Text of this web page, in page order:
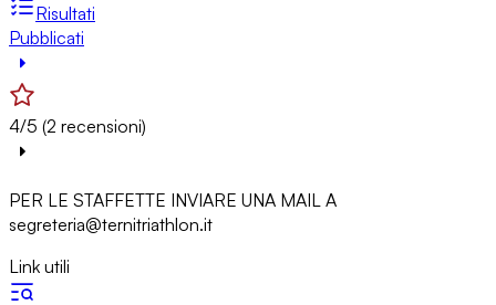
Risultati
Pubblicati
4/5 (2 recensioni)
PER LE STAFFETTE INVIARE UNA MAIL A
segreteria@ternitriathlon.it
Link utili